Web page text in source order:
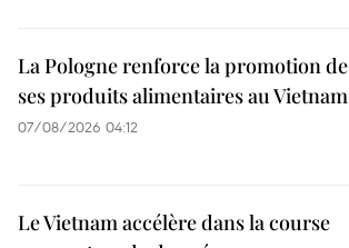
La Pologne renforce la promotion de
ses produits alimentaires au Vietnam
07/08/2026 04:12
Le Vietnam accélère dans la course